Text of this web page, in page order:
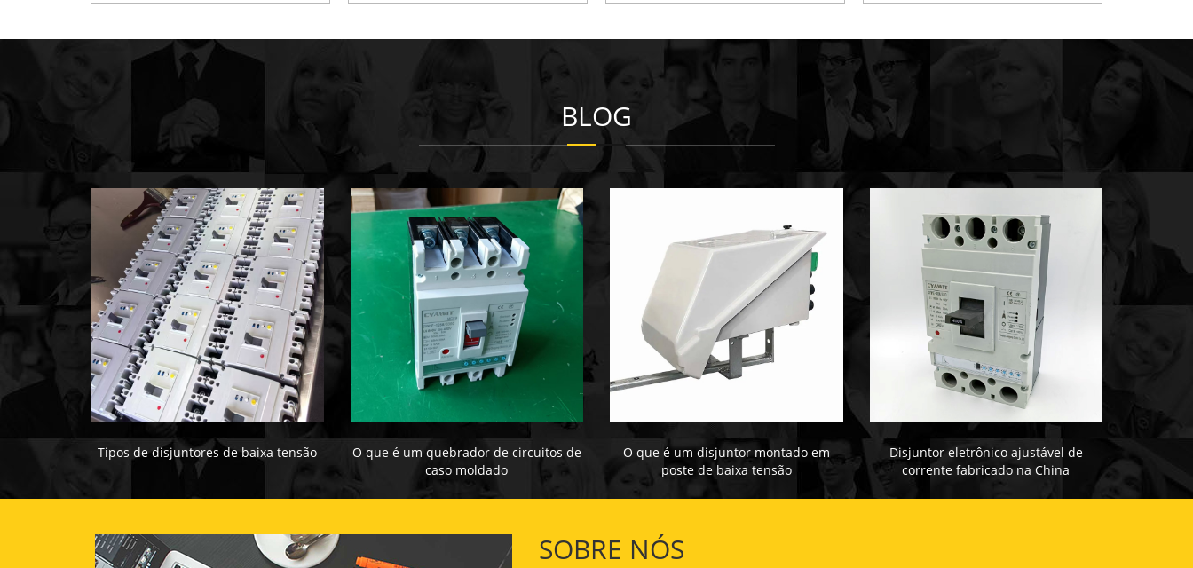
BLOG
Tipos de disjuntores de baixa tensão
O que é um quebrador de circuitos de
caso moldado
O que é um disjuntor montado em
poste de baixa tensão
Disjuntor eletrônico ajustável de
corrente fabricado na China
SOBRE NÓS